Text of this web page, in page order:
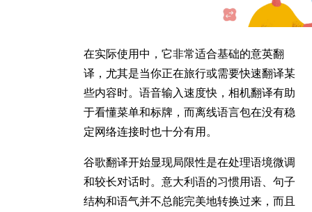
在实际使用中，它非常适合基础的意英翻
译，尤其是当你正在旅行或需要快速翻译某
些内容时。语音输入速度快，相机翻译有助
于看懂菜单和标牌，而离线语言包在没有稳
定网络连接时也十分有用。
谷歌翻译开始显现局限性是在处理语境微调
和较长对话时。意大利语的习惯用语、句子
结构和语气并不总能完美地转换过来，而且